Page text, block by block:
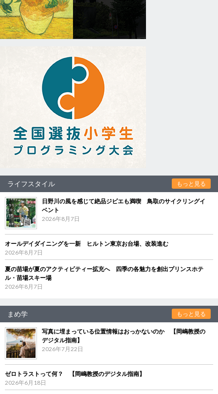
ライフスタイル もっと見る
日野川の風を感じて絶品ジビエも満喫 鳥取のサイクリングイ
ベント
2026年8月7日
オールデイダイニングを一新 ヒルトン東京お台場、改装進む
2026年8月7日
夏の苗場が夏のアクティビティー拡充へ 四季の各魅力を創出プリンスホテ
ル・苗場スキー場
2026年8月7日
まめ学 もっと見る
写真に埋まっている位置情報はおっかないのか 【岡嶋教授の
デジタル指南】
2026年7月22日
ゼロトラストって何？ 【岡嶋教授のデジタル指南】
2026年6月18日